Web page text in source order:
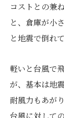
コストとの兼
と、倉庫が小
と地震で倒れ
軽いと台風で
が、基本は地
耐風力もあがり
台風に対して